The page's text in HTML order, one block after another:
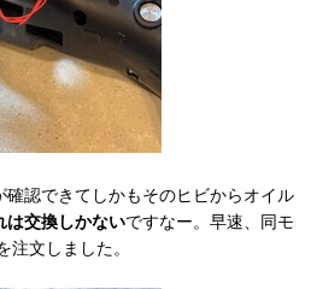
認できてしかもそのヒビからオイル
は交換しかないですなー。早速、同モ
文しました。